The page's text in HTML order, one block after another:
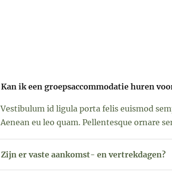
Kan ik een groepsaccommodatie huren
Vestibulum id ligula porta felis euismod
Aenean eu leo quam. Pellentesque ornare
Zijn er vaste aankomst- en vertrekdagen?